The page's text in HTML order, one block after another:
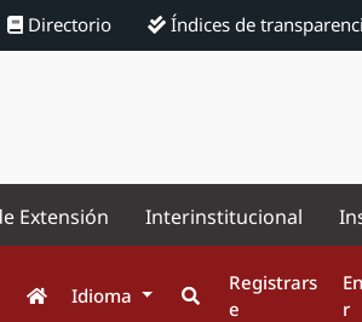
Directorio Índices de
Extensión Interinstitucional
Idioma
Registrars
e
r